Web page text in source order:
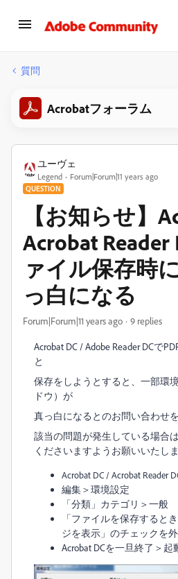
質問
Acrobatフォーラム
ユーヴェ
Legend Forum|Forum|11 years ago
QUESTION
【お知らせ】
Acrobat Reader
ァイル保存時
っ白になる
Forum|Forum|11 years ago 9 replies
Acrobat DC / Adobe Reader DCで
と
保存をしようとすると、一部環
ドウ）が
真っ白になるとのお問い合わせ
該当の問題が発生している場合
くださいますようお願いいたしま
Acrobat DC / Acrobat Reader
編集＞環境設定
「分類」カテゴリ＞一般
「ファイルを保存すると
ジを表示」のチェックを
Acrobat DCを一旦終了＞起